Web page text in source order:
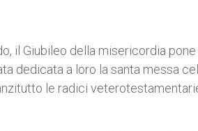
il Giubileo della misericordia pone
dedicata a loro la santa messa
le radici